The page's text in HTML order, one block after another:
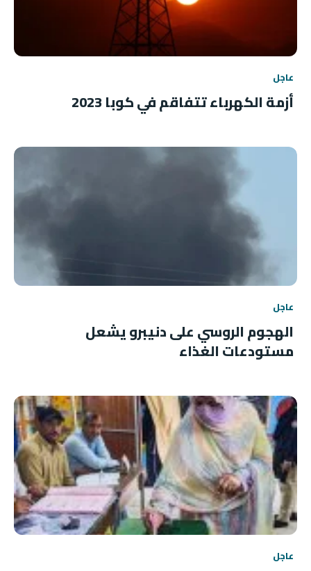
عاجل
أزمة الكهرباء تتفاقم في كوبا 2023
عاجل
الهجوم الروسي على دنيبرو يشعل
مستودعات الغذاء
عاجل